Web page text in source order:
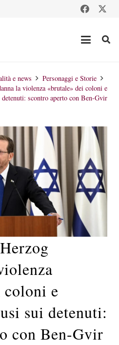
e news
Personaggi e Storie
la violenza «brutale» dei coloni e
scontro aperto con Ben-Gvir
coloni e
sui detenuti:
con Ben-Gvir